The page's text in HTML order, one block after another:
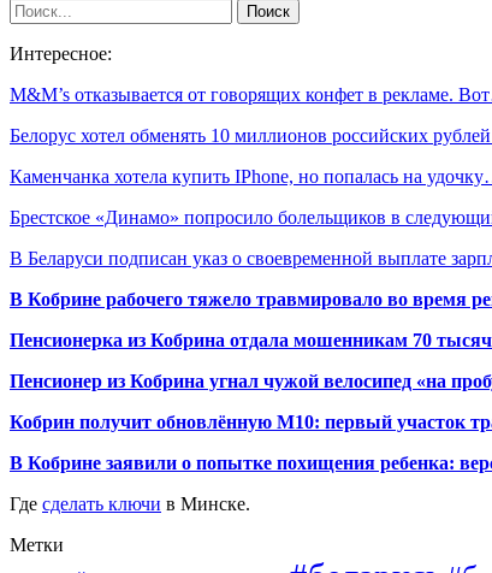
Интересное:
M&M’s отказывается от говорящих конфет в рекламе.
Белорус хотел обменять 10 миллионов российских
Каменчанка хотела купить IPhone, но попалась на
Брестское «Динамо» попросило болельщиков в
В Беларуси подписан указ о своевременной выплате
В Кобрине рабочего тяжело травмировало во время
Пенсионерка из Кобрина отдала мошенникам 70
Пенсионер из Кобрина угнал чужой велосипед «на
Кобрин получит обновлённую М10: первый участок
В Кобрине заявили о попытке похищения ребенка:
Где сделать ключи в Минске.
Метки